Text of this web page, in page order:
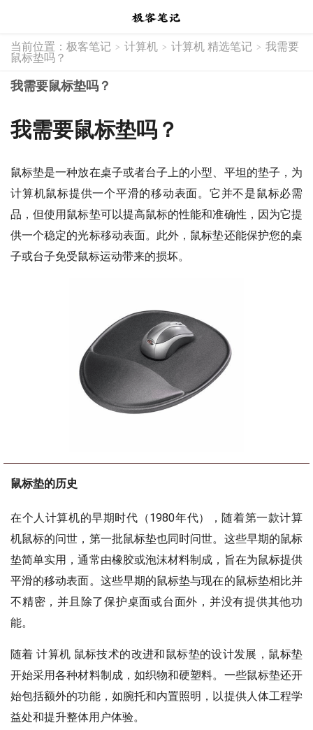
当前位置： 极客笔记 > 计算机 > 计算机 精选笔记 > 我需要
鼠标垫吗？
我需要鼠标垫吗？
我需要鼠标垫吗？
鼠标垫是一种放在桌子或者台子上的小型、平坦的垫子，为
计算机鼠标提供一个平滑的移动表面。它并不是鼠标必需
品，但使用鼠标垫可以提高鼠标的性能和准确性，因为它提
供一个稳定的光标移动表面。此外，鼠标垫还能保护您的桌
子或台子免受鼠标运动带来的损坏。
鼠标垫的历史
在个人计算机的早期时代（1980年代），随着第一款计算
机鼠标的问世，第一批鼠标垫也同时问世。这些早期的鼠标
垫简单实用，通常由橡胶或泡沫材料制成，旨在为鼠标提供
平滑的移动表面。这些早期的鼠标垫与现在的鼠标垫相比并
不精密，并且除了保护桌面或台面外，并没有提供其他功
能。
随着 计算机 鼠标技术的改进和鼠标垫的设计发展，鼠标垫
开始采用各种材料制成，如织物和硬塑料。一些鼠标垫还开
始包括额外的功能，如腕托和内置照明，以提供人体工程学
益处和提升整体用户体验。